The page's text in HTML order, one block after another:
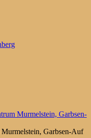
Murmelstein, Garbsen-
Garbsen-Auf